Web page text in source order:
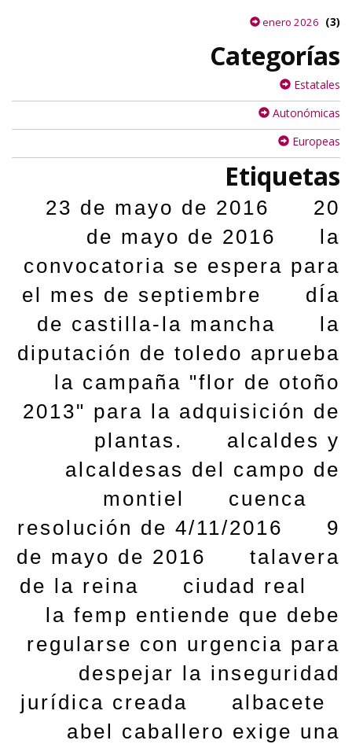
enero 2026 (3)
Categorías
Estatales
Autonómicas
Europeas
Etiquetas
23 de mayo de 2016
20
de mayo de 2016
la
convocatoria se espera para
el mes de septiembre
dÍa
de castilla-la mancha
la
diputación de toledo aprueba
la campaña "flor de otoño
2013" para la adquisición de
plantas.
alcaldes y
alcaldesas del campo de
montiel
cuenca
resolución de 4/11/2016
9
de mayo de 2016
talavera
de la reina
ciudad real
la femp entiende que debe
regularse con urgencia para
despejar la inseguridad
jurídica creada
albacete
abel caballero exige una